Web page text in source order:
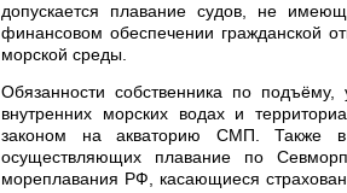
допускается плавание судов, не
финансовом обеспечении гражданской
морской среды.
Обязанности собственника по
внутренних морских водах и
законом на акваторию СМП. Также
осуществляющих плавание по
мореплавания РФ, касающиеся